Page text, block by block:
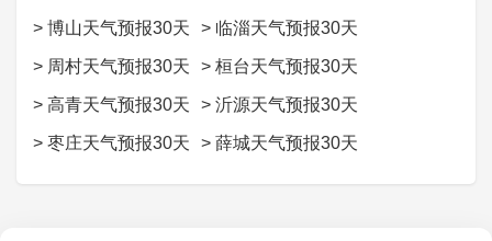
> 博山天气预报30天 > 临淄天气预报30天
> 周村天气预报30天 > 桓台天气预报30天
> 高青天气预报30天 > 沂源天气预报30天
> 枣庄天气预报30天 > 薛城天气预报30天